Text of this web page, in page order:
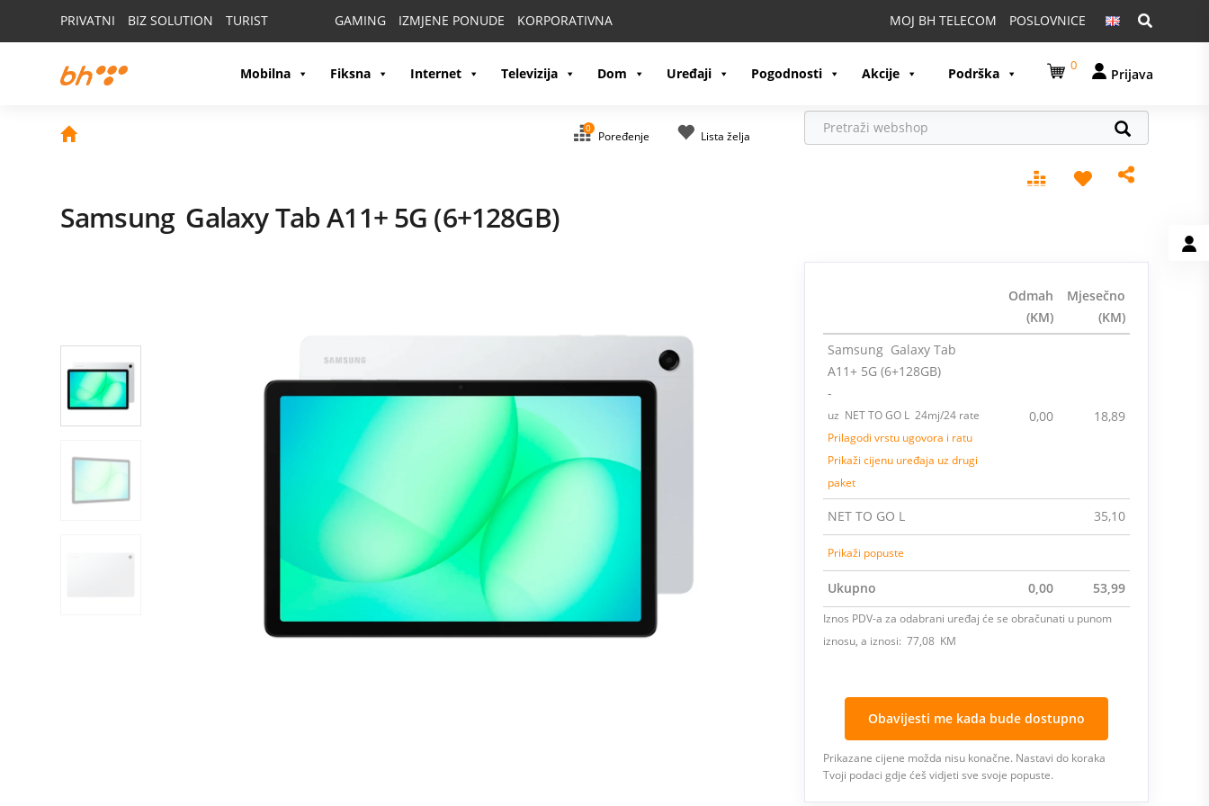
PRIVATNI BIZ SOLUTION TURIST GAMING IZMJENE PONUDE KORPORATIVNA Pretraga:
MOJ BH TELECOM POSLOVNICE
Mobilna Fiksna Internet Televizija Dom Uređaji Pogodnosti Akcije Podrška 0
Prijava
0
Poređenje Lista želja
Samsung Galaxy Tab A11+ 5G (6+128GB)
Odmah
(KM)
Mjesečno
(KM)
Samsung Galaxy Tab
A11+ 5G (6+128GB)
-
uz NET TO GO L 24mj/24 rate
Prilagodi vrstu ugovora i ratu
Prikaži cijenu uređaja uz drugi
paket
0,00 18,89
NET TO GO L 35,10
Prikaži popuste
Ukupno 0,00 53,99
Iznos PDV-a za odabrani uređaj će se obračunati u punom
iznosu, a iznosi: 77,08 KM
Obavijesti me kada bude dostupno
Prikazane cijene možda nisu konačne. Nastavi do koraka
Tvoji podaci gdje ćeš vidjeti sve svoje popuste.